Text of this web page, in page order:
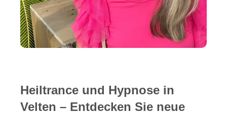
Heiltrance und Hypnose in
Velten – Entdecken Sie neue